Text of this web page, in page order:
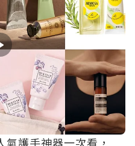
護手神器一次看，